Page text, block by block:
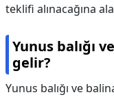
teklifi alınacağına
Yunus balığı
gelir?
Yunus balığı ve